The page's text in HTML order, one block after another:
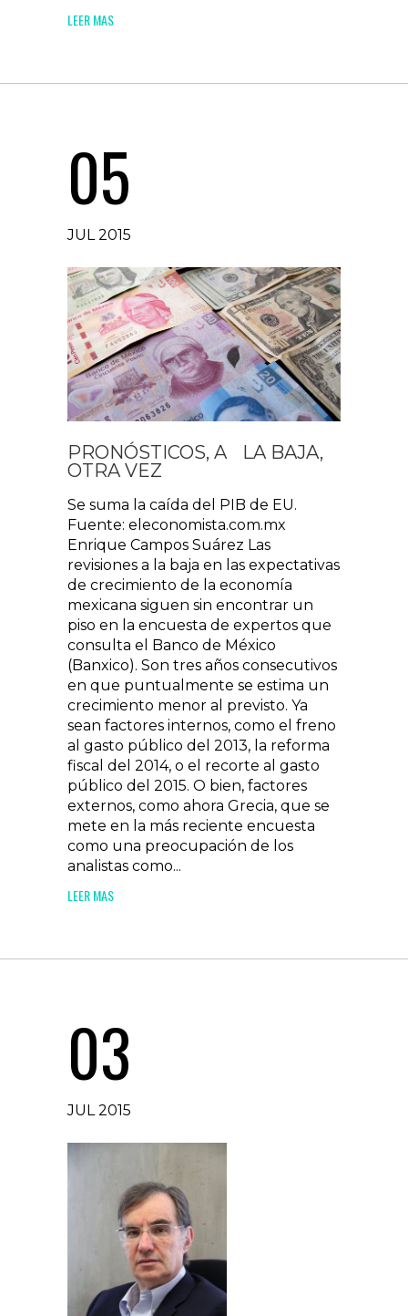
LEER MAS
05
JUL 2015
PRONÓSTICOS, A LA BAJA,
OTRA VEZ
Se suma la caída del PIB de EU.
Fuente: eleconomista.com.mx
Enrique Campos Suárez Las
revisiones a la baja en las expectativas
de crecimiento de la economía
mexicana siguen sin encontrar un
piso en la encuesta de expertos que
consulta el Banco de México
(Banxico). Son tres años consecutivos
en que puntualmente se estima un
crecimiento menor al previsto. Ya
sean factores internos, como el freno
al gasto público del 2013, la reforma
fiscal del 2014, o el recorte al gasto
público del 2015. O bien, factores
externos, como ahora Grecia, que se
mete en la más reciente encuesta
como una preocupación de los
analistas como...
LEER MAS
03
JUL 2015